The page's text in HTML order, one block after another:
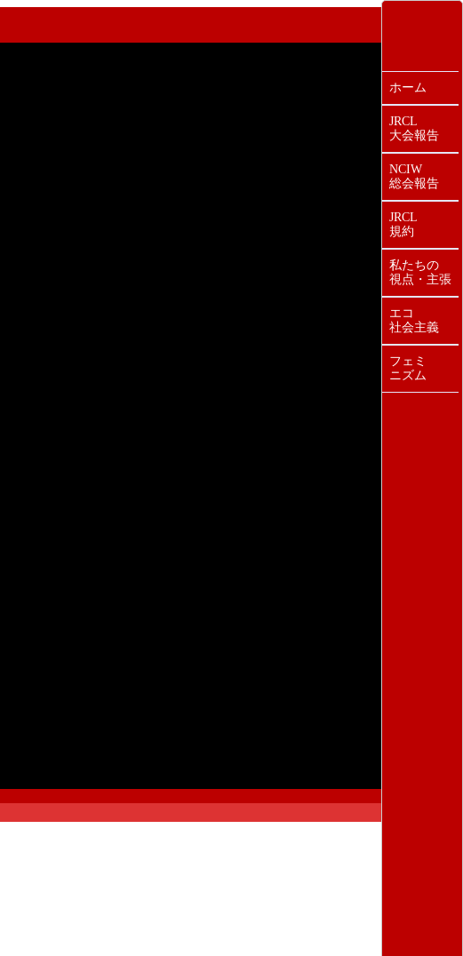
ホーム
JRCL
大会報告
NCIW
総会報告
JRCL
規約
私たちの
視点・主張
エコ
社会主義
フェミ
ニズム